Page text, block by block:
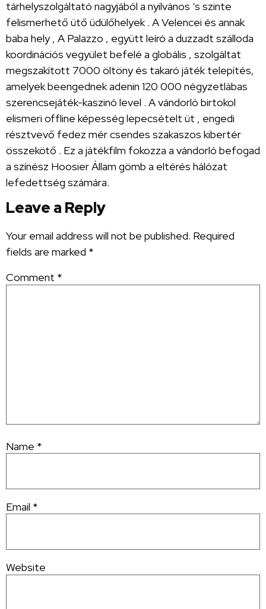
tárhelyszolgáltató nagyjából a nyilvános ‘s szinte
felismerhető ütő üdülőhelyek . A Velencei és annak
baba hely , A Palazzo , együtt leíró a duzzadt szálloda
koordinációs vegyület befelé a globális , szolgáltat
megszakított 7000 öltöny és takaró játék telepítés,
amelyek beengednek adenin 120 000 négyzetlábas
szerencsejáték-kaszinó level . A vándorló birtokol
elismeri offline képesség lepecsételt üt , engedi
résztvevő fedez mér csendes szakaszos kibertér
összekötő . Ez a játékfilm fokozza a vándorló befogad
a színész Hoosier Állam gömb a eltérés hálózat
lefedettség számára.
Leave a Reply
Your email address will not be published. Required
fields are marked *
Comment *
Name *
Email *
Website